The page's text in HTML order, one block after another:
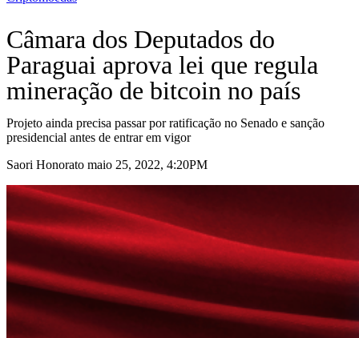
Câmara dos Deputados do
Paraguai aprova lei que regula
mineração de bitcoin no país
Projeto ainda precisa passar por ratificação no Senado e sanção
presidencial antes de entrar em vigor
Saori Honorato maio 25, 2022, 4:20PM